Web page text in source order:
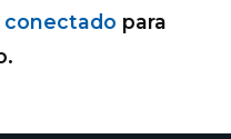
conectado para